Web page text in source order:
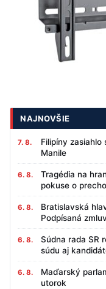
NAJNOVŠIE
7. 8.
Filipíny zasiahlo
Manile
6. 8.
Tragédia na
pokuse o
6. 8.
Bratislavská
Podpísaná
6. 8.
Súdna rada SR
súdu aj
6. 8.
Maďarský
utorok